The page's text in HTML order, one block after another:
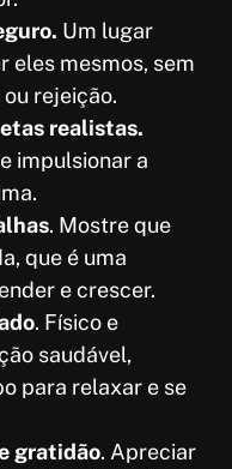
Um lugar
eles mesmos, sem
rejeição.
realistas.
impulsionar a
. Mostre que
que é uma
e crescer.
. Físico e
saudável,
para relaxar e se
gratidão. Apreciar